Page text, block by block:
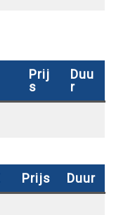
Prij
S
Duu
R
Prijs Duur